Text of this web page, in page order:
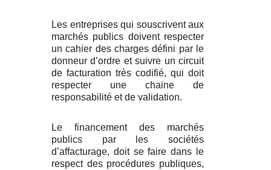
Les entreprises qui souscrivent aux
marchés publics doivent respecter
un cahier des charges défini par le
donneur d’ordre et suivre un circuit
de facturation très codifié, qui doit
respecter une chaine de
responsabilité et de validation.
Le financement des marchés
publics par les sociétés
d’affacturage, doit se faire dans le
respect des procédures publiques,